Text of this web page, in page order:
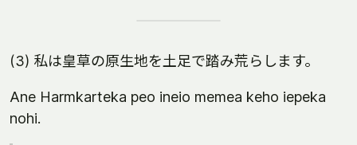
(3) 私は皇草の原生地を土足で踏み荒らします。
Ane Harmkarteka peo ineio memea keho iepeka
nohi.